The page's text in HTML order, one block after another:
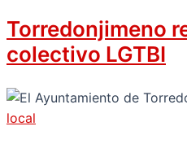
Torredonjimeno
colectivo LGTBI
local